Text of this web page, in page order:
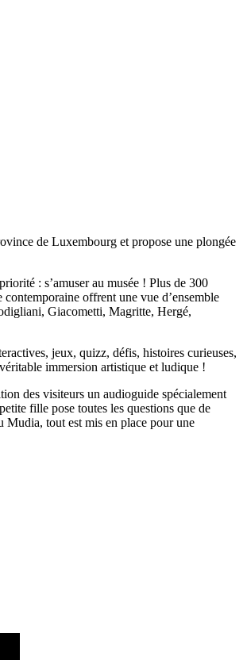
de Luxembourg et propose une plongée
: s’amuser au musée ! Plus de 300
offrent une vue d’ensemble
Giacometti, Magritte, Hergé,
jeux, quizz, défis, histoires curieuses,
immersion artistique et ludique !
des visiteurs un audioguide spécialement
fille pose toutes les questions que de
Mudia, tout est mis en place pour une